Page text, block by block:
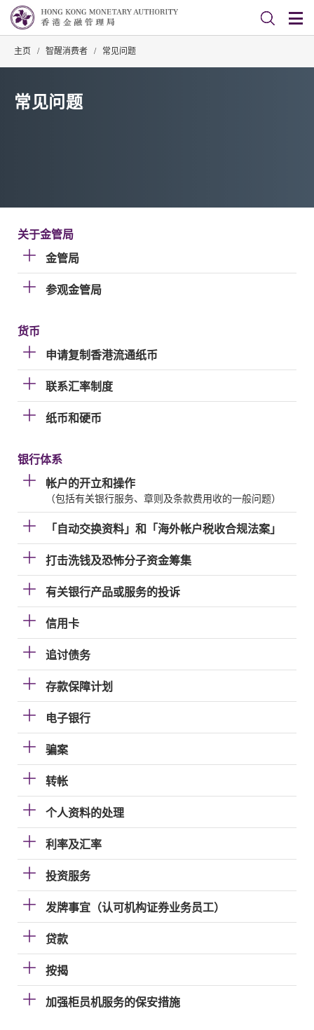
主页 / 智醒消费者 / 常见问题
常见问题
关于金管局
金管局
参观金管局
货币
申请复制香港流通纸币
联系汇率制度
纸币和硬币
银行体系
帐户的开立和操作
（包括有关银行服务、章则及条款费用收的一般问题）
「自动交换资料」和「海外帐户税收合规法案」
打击洗钱及恐怖分子资金筹集
有关银行产品或服务的投诉
信用卡
追讨债务
存款保障计划
电子银行
骗案
转帐
个人资料的处理
利率及汇率
投资服务
发牌事宜（认可机构证券业务员工）
贷款
按揭
加强柜员机服务的保安措施